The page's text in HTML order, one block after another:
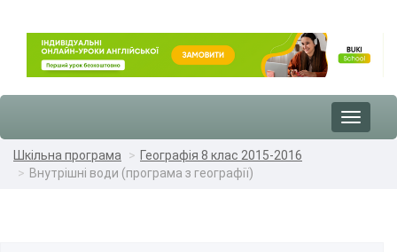
Toggle
Шкільна програма
Географія 8 клас 2015-2016
Внутрішні води (програма з географії)